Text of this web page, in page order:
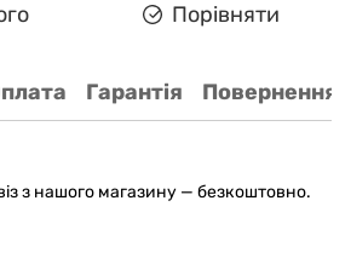
Порівняти
Гарантія Повернення
з нашого магазину — безкоштовно.